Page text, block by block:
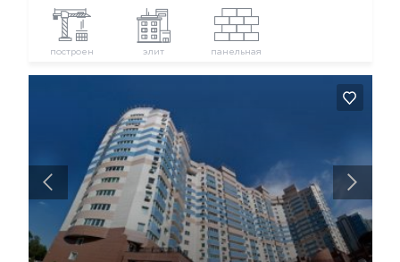
построен элит панельная
Да, удалить Отмена